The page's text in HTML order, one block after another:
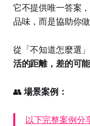
它不提供唯一答案
品味，而是協助你做
從「不知道怎麼選
活的距離，差的可
👥場景案例：
以下完整案例分